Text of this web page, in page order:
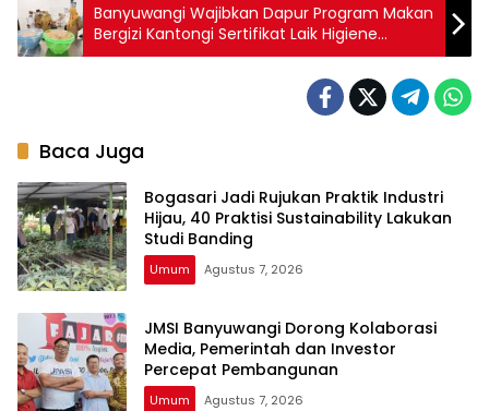
Banyuwangi Wajibkan Dapur Program Makan
Bergizi Kantongi Sertifikat Laik Higiene
Sanitasi
Baca Juga
Bogasari Jadi Rujukan Praktik Industri
Hijau, 40 Praktisi Sustainability Lakukan
Studi Banding
Umum Agustus 7, 2026
JMSI Banyuwangi Dorong Kolaborasi
Media, Pemerintah dan Investor
Percepat Pembangunan
Umum Agustus 7, 2026